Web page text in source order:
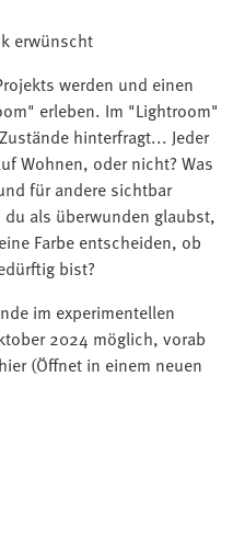
erwünscht
werden und einen
erleben. Im "Lightroom"
hinterfragt... Jeder
Wohnen, oder nicht? Was
für andere sichtbar
als überwunden glaubst,
Farbe entscheiden, ob
bist?
im experimentellen
2024 möglich, vorab
(Öffnet in einem neuen